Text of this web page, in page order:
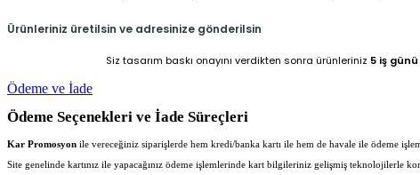
Ürünleriniz üretilsin ve adresinize gönderilsin
Siz tasarım baskı onayını verdikten sonra ürünleriniz 5 iş günü
Ödeme ve İade
Ödeme Seçenekleri ve İade Süreçleri
Kar Promosyon ile vereceğiniz siparişlerde hem kredi/banka kartı ile hem de havale ile ödeme
Site genelinde kartınız ile yapacağınız ödeme işlemlerinde kart bilgileriniz gelişmiş teknolojilerle